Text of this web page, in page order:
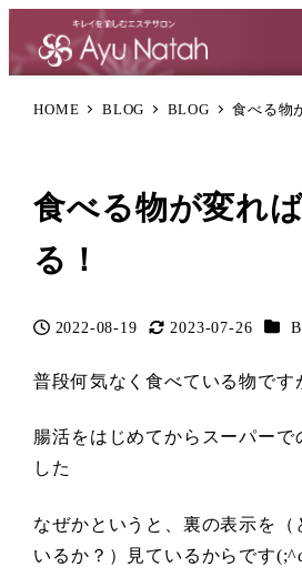
HOME BLOG BLOG 食べる物
食べる物が変れ
る！
投稿日
2022-08-19
更新日
2023-07-26 カテ
普段何気なく食べている物です
腸活をはじめてからスーパーで
した
なぜかというと、裏の表示を（
いるか？）見ているからです